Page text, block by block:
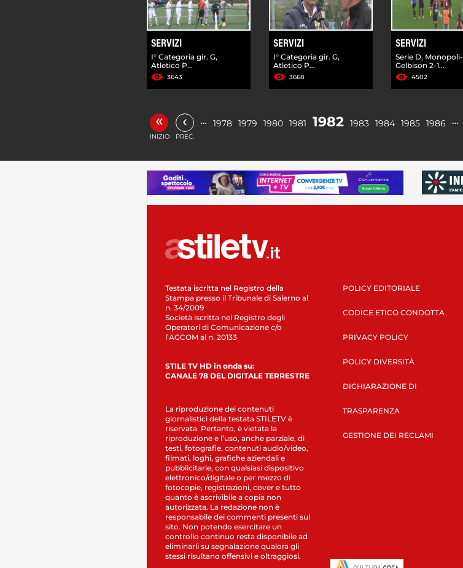
SERVIZI
I° Categoria gir. G,
Atletico P...
3643
SERVIZI
I° Categoria gir. G,
Atletico P...
3668
SERVIZI
Serie D, Monopoli-
Gelbison 2-1...
4502
«
INIZIO
‹
PREC.
… 1978 1979 1980 1981 1982 1983 1984 1985 1986 …
Testata iscritta nel Registro della
Stampa presso il Tribunale di Salerno al
n. 34/2009
Società iscritta nel Registro degli
Operatori di Comunicazione c/o
l’AGCOM al n. 20133
STILE TV HD in onda su:
CANALE 78 DEL DIGITALE TERRESTRE
La riproduzione dei contenuti
giornalistici della testata STILETV è
riservata. Pertanto, è vietata la
riproduzione e l’uso, anche parziale, di
testi, fotografie, contenuti audio/video,
filmati, loghi, grafiche aziendali e
pubblicitarie, con qualsiasi dispositivo
elettronico/digitale o per mezzo di
fotocopie, registrazioni, cover e tutto
quanto è ascrivibile a copia non
autorizzata. La redazione non è
responsabile dei commenti presenti sul
sito. Non potendo esercitare un
controllo continuo resta disponibile ad
eliminarli su segnalazione qualora gli
stessi risultano offensivi e oltraggiosi.
POLICY EDITORIALE
CODICE ETICO CONDOTTA
PRIVACY POLICY
POLICY DIVERSITÀ
DICHIARAZIONE DI
TRASPARENZA
GESTIONE DEI RECLAMI